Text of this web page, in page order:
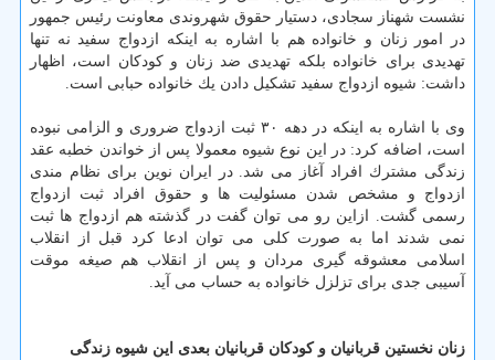
نشست شهناز سجادی، دستیار حقوق شهروندی معاونت رئیس جمهور
در امور زنان و خانواده هم با اشاره به اینكه ازدواج سفید نه تنها
تهدیدی برای خانواده بلكه تهدیدی ضد زنان و كودكان است، اظهار
داشت: شیوه ازدواج سفید تشكیل دادن یك خانواده حبابی است.
وی با اشاره به اینكه در دهه ۳۰ ثبت ازدواج ضروری و الزامی نبوده
است، اضافه كرد: در این نوع شیوه معمولا پس از خواندن خطبه عقد
زندگی مشترك افراد آغاز می شد. در ایران نوین برای نظام مندی
ازدواج و مشخص شدن مسئولیت ها و حقوق افراد ثبت ازدواج
رسمی گشت. ازاین رو می توان گفت در گذشته هم ازدواج ها ثبت
نمی شدند اما به صورت كلی می توان ادعا كرد قبل از انقلاب
اسلامی معشوقه گیری مردان و پس از انقلاب هم صیغه موقت
آسیبی جدی برای تزلزل خانواده به حساب می آید.
زنان نخستین قربانیان و كودكان قربانیان بعدی این شیوه زندگی